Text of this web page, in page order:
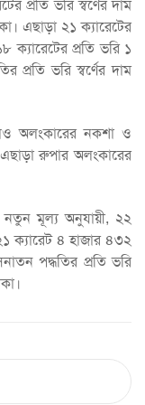
প্রতি ভরি স্বর্ণের দাম
এছাড়া ২১ ক্যারেটের
ক্যারেটের প্রতি ভরি ১
প্রতি ভরি স্বর্ণের দাম
অলংকারের নকশা ও
রুপার অলংকারের
নতুন মূল্য অনুযায়ী, ২২
ক্যারেট ৪ হাজার ৪৩২
পদ্ধতির প্রতি ভরি